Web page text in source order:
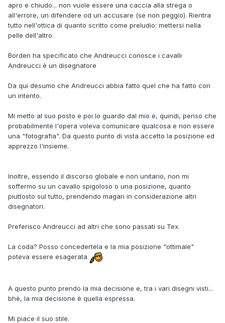
apro e chiudo... non vuole essere una caccia alla strega o
all'errore, un difendere od un accusare (se non peggio). Rientra
tutto nell'ottica di quanto scritto come preludio: mettersi nella
pelle dell'altro.
Borden ha specificato che Andreucci conosce i cavalli
Andreucci è un disegnatore
Da qui desumo che Andreucci abbia fatto quel che ha fatto con
un intento.
Mi metto al suo posto e poi lo guardo dal mio e, quindi, penso che
probabilmente l'opera voleva comunicare qualcosa e non essere
una "fotografia". Da questo punto di vista accetto la posizione ed
apprezzo l'insieme.
Inoltre, essendo il discorso globale e non unitario, non mi
soffermo su un cavallo spigoloso o una posizione, quanto
piuttosto sul tutto, prendendo magari in considerazione altri
disegnatori.
Preferisco Andreucci ad altri che sono passati su Tex.
La coda? Posso concedertela e la mia posizione "ottimale"
poteva essere esagerata
A questo punto prendo la mia decisione e, tra i vari disegni visti...
bhè, la mia decisione è quella espressa.
Mi piace il suo stile.